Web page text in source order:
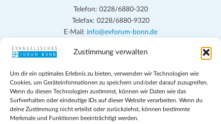
Zustimmung verwalten
Um dir ein optimales Erlebnis zu bieten, verwenden wir Technologien wie
Cookies, um Geräteinformationen zu speichern und/oder darauf zuzugreifen.
Wenn du diesen Technologien zustimmst, können wir Daten wie das
Surfverhalten oder eindeutige IDs auf dieser Website verarbeiten. Wenn du
deine Zustimmung nicht erteilst oder zurückziehst, können bestimmte
Merkmale und Funktionen beeinträchtigt werden.
Telefon: 0228/6880-320
Telefax: 0228/6880-9320
E-Mail: info@evforum-bonn.de
Das Evangelische Forum Bonn will in seinen zentralen
persönlichen, beruflichen, kirchlichen und öffentlichen Lebens
eingehen, zu offener Begegnung und ehrlicher Auseinandersetzung
anregen und mithelfen, aus der Verheißung des Evangeliums heraus
im individuellen und gesellschaftlichen Leben verantwortlich zu
denken, zu reden und zu handeln.